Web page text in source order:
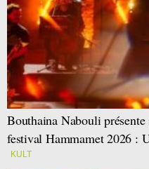
Bouthaina Nabouli présente
festival Hammamet 2026 :
KULT